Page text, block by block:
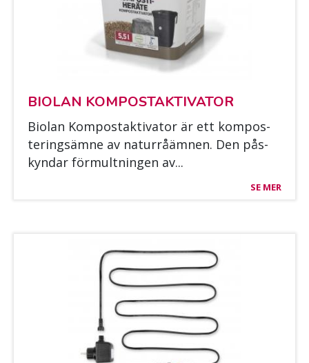
BIO­LAN KOM­POS­TAK­TI­VA­TOR
Bio­lan Kom­pos­tak­ti­va­tor är ett kom­pos­
te­ring­säm­ne av na­turråäm­nen. Den pås­
kyn­dar för­mult­nin­gen av...
SE MER